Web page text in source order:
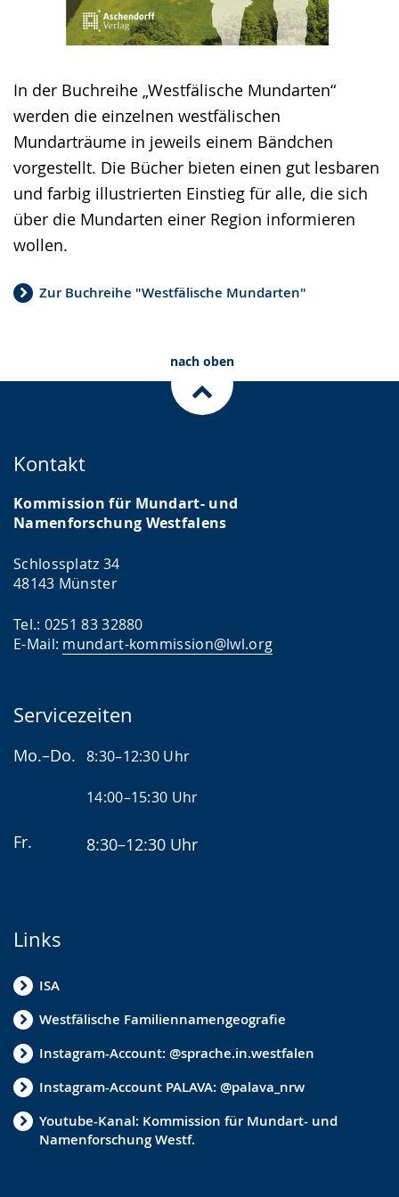
In der Buchreihe „Westfälische Mundarten“
werden die einzelnen westfälischen
Mundarträume in jeweils einem Bändchen
vorgestellt. Die Bücher bieten einen gut lesbaren
und farbig illustrierten Einstieg für alle, die sich
über die Mundarten einer Region informieren
wollen.
Zur Buchreihe "Westfälische Mundarten"
nach oben
Kontakt
Kommission für Mundart- und
Namenforschung Westfalens
Schlossplatz 34
48143 Münster
Tel.: 0251 83 32880
E-Mail: mundart-kommission@lwl.org
Servicezeiten
Mo.–Do. 8:30–12:30 Uhr
14:00–15:30 Uhr
Fr. 8:30–12:30 Uhr
Links
ISA
Westfälische Familiennamengeografie
Instagram-Account: @sprache.in.westfalen
Instagram-Account PALAVA: @palava_nrw
Youtube-Kanal: Kommission für Mundart- und
Namenforschung Westf.